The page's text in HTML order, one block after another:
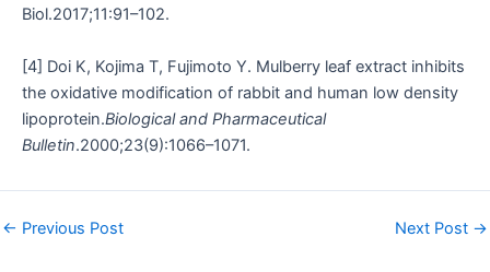
Biol.2017;11:91–102.
[4] Doi K, Kojima T, Fujimoto Y. Mulberry leaf extract inhibits
the oxidative modification of rabbit and human low density
lipoprotein.Biological and Pharmaceutical
Bulletin.2000;23(9):1066–1071.
← Previous Post Next Post →